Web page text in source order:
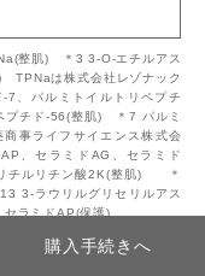
購入手続きへ
整肌) ＊3 3-O-エチルアス
は株式会社レゾナック
、パルミトイルトリペプチ
プチド-56(整肌) ＊7 パルミ
事ライフサイエンス株式会
、セラミドAG、セラミド
チルリチン酸2K(整肌) ＊
3-ラウリルグリセリルアス
ラミドAP(保護)